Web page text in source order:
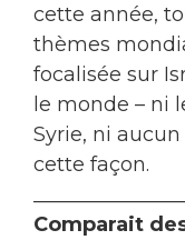
cette année,
thèmes
focalisée sur
le monde – ni
Syrie, ni aucun
cette façon.
Comparait